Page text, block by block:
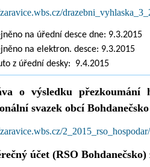
na úřední desce dne: 9.3.2015
na elektron. desce: 9.3.2015
z úřední desky: 9.4.2015
o výsledku přezkoumání
svazek obcí Bohdanečsko
účet (RSO